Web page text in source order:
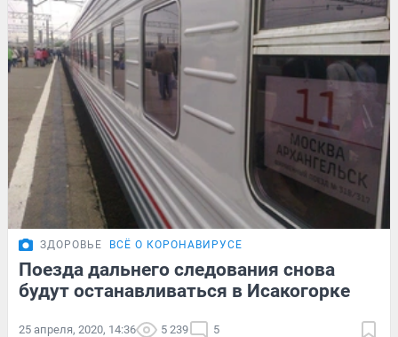
ЗДОРОВЬЕ ВСЁ О КОРОНАВИРУСЕ
Поезда дальнего следования снова
будут останавливаться в Исакогорке
25 апреля, 2020, 14:36 5 239 5